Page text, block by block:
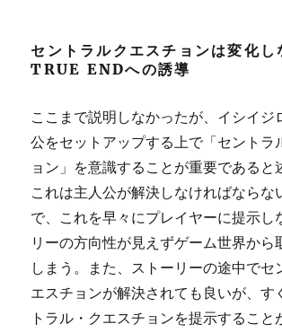
セントラルクエスチョンは変化し
TRUE ENDへの誘導
ここまで説明しなかったが、イシイジ
公をセットアップする上で「セントラ
ョン」を意識することが重要であると
これは主人公が解決しなければならな
で、これを早々にプレイヤーに提示し
リーの方向性が見えずゲーム世界から
しまう。また、ストーリーの途中でセ
エスチョンが解決されても良いが、す
トラル・クエスチョンを提示すること